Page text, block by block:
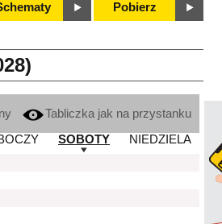
Pobierz
Tabliczka jak na przystanku
SOBOTY
NIEDZIELA